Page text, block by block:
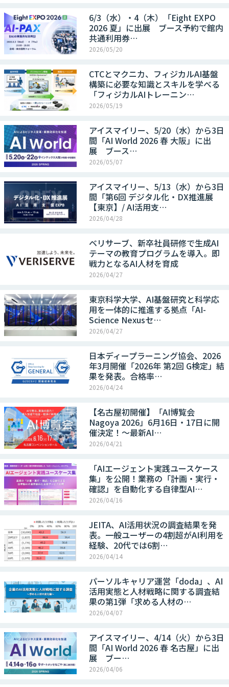
6/3（水）・4（木）「Eight EXPO
2026 夏」に出展 ブース予約で館内
共通利用券…
2026/05/20
CTCとマクニカ、フィジカルAI基盤
構築に必要な知識とスキルを学べる
「フィジカルAIトレーニン…
2026/05/19
アイスマイリー、5/20（水）から3日
間「AI World 2026 春 大阪」に出
展 ブース…
2026/05/07
アイスマイリー、5/13（水）から3日
間「第6回 デジタル化・DX推進展
【東京】/ AI活用支…
2026/04/28
ベリサーブ、新卒社員研修で生成AI
テーマの教育プログラムを導入。即
戦力となるAI人材を育成
2026/04/27
東京科学大学、AI基盤研究と科学応
用を一体的に推進する拠点「AI-
Science Nexusセ…
2026/04/27
日本ディープラーニング協会、2026
年3月開催「2026年 第2回 G検定」結
果を発表。合格率…
2026/04/24
【名古屋初開催】「AI博覧会
Nagoya 2026」6月16日・17日に開
催決定！～最新AI…
2026/04/21
「AIエージェント実践ユースケース
集」を公開！業務の「計画・実行・
確認」を自動化する自律型AI…
2026/04/16
JEITA、AI活用状況の調査結果を発
表。一般ユーザーの4割超がAI利用を
経験、20代では6割…
2026/04/14
パーソルキャリア運営「doda」、AI
活用実態と人材戦略に関する調査結
果の第1弾「求める人材の…
2026/04/07
アイスマイリー、4/14（火）から3日
間「AI World 2026 春 名古屋」に出
展 ブー…
2026/04/06